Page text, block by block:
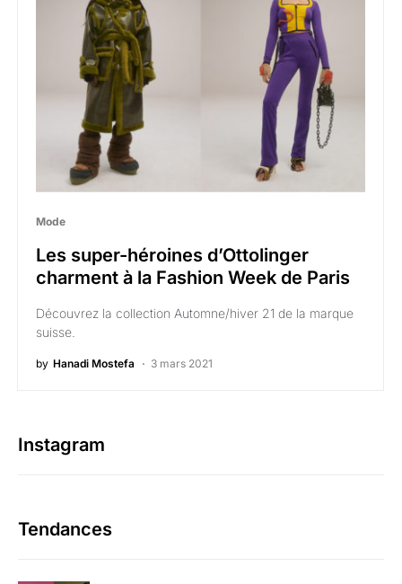
Mode
Les super-héroines d’Ottolinger
charment à la Fashion Week de Paris
Découvrez la collection Automne/hiver 21 de la marque
suisse.
by Hanadi Mostefa 3 mars 2021
Instagram
Tendances